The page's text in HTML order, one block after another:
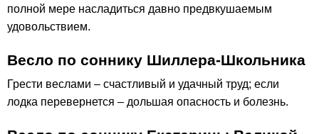
полной мере насладиться давно предвкушаемым
удовольствием.
Весло по соннику Шиллера-Школьника
Грести веслами – счастливый и удачный труд; если
лодка перевернется – дольшая опасность и болезнь.